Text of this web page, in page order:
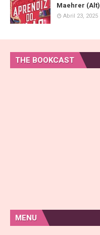
Maehrer (Alt)
Abril 23, 2025
THE BOOKCAST
MENU